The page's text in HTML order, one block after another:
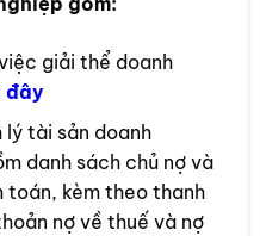
giải thể doanh
đây
lý tài sản doanh
danh sách chủ nợ và
toán, kèm theo thanh
nợ về thuế và nợ